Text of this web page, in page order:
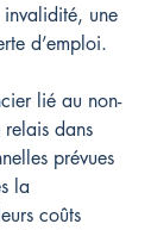
invalidité, une
d’emploi.
lié au non-
relais dans
prévues
la
coûts